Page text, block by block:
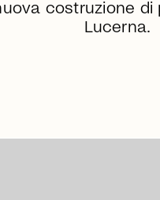
costruzione di
Lucerna.